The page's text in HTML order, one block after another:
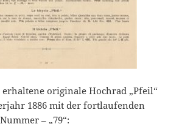
originale Hochrad „Pfeil“
1886 mit der fortlaufenden
– „79“: